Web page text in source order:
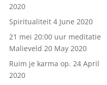
2020
Spiritualiteit 4 June 2020
21 mei 20:00 uur meditatie
Malieveld 20 May 2020
Ruim je karma op. 24 April
2020